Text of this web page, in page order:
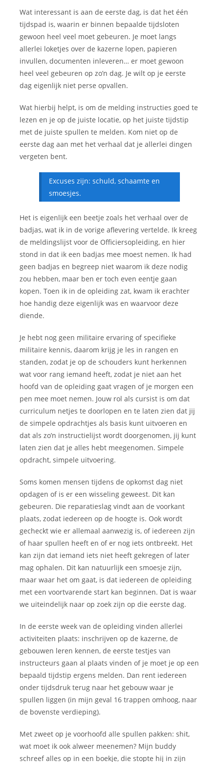
Wat interessant is aan de eerste dag, is dat het één
tijdspad is, waarin er binnen bepaalde tijdsloten
gewoon heel veel moet gebeuren. Je moet langs
allerlei loketjes over de kazerne lopen, papieren
invullen, documenten inleveren… er moet gewoon
heel veel gebeuren op zo’n dag. Je wilt op je eerste
dag eigenlijk niet perse opvallen.
Wat hierbij helpt, is om de melding instructies goed te
lezen en je op de juiste locatie, op het juiste tijdstip
met de juiste spullen te melden. Kom niet op de
eerste dag aan met het verhaal dat je allerlei dingen
vergeten bent.
Excuses zijn: schuld, schaamte en
smoesjes.
Het is eigenlijk een beetje zoals het verhaal over de
badjas, wat ik in de vorige aflevering vertelde. Ik kreeg
de meldingslijst voor de Officiersopleiding, en hier
stond in dat ik een badjas mee moest nemen. Ik had
geen badjas en begreep niet waarom ik deze nodig
zou hebben, maar ben er toch even eentje gaan
kopen. Toen ik in de opleiding zat, kwam ik erachter
hoe handig deze eigenlijk was en waarvoor deze
diende.
Je hebt nog geen militaire ervaring of specifieke
militaire kennis, daarom krijg je les in rangen en
standen, zodat je op de schouders kunt herkennen
wat voor rang iemand heeft, zodat je niet aan het
hoofd van de opleiding gaat vragen of je morgen een
pen mee moet nemen. Jouw rol als cursist is om dat
curriculum netjes te doorlopen en te laten zien dat jij
de simpele opdrachtjes als basis kunt uitvoeren en
dat als zo’n instructielijst wordt doorgenomen, jij kunt
laten zien dat je alles hebt meegenomen. Simpele
opdracht, simpele uitvoering.
Soms komen mensen tijdens de opkomst dag niet
opdagen of is er een wisseling geweest. Dit kan
gebeuren. Die reparatieslag vindt aan de voorkant
plaats, zodat iedereen op de hoogte is. Ook wordt
gecheckt wie er allemaal aanwezig is, of iedereen zijn
of haar spullen heeft en of er nog iets ontbreekt. Het
kan zijn dat iemand iets niet heeft gekregen of later
mag ophalen. Dit kan natuurlijk een smoesje zijn,
maar waar het om gaat, is dat iedereen de opleiding
met een voortvarende start kan beginnen. Dat is waar
we uiteindelijk naar op zoek zijn op die eerste dag.
In de eerste week van de opleiding vinden allerlei
activiteiten plaats: inschrijven op de kazerne, de
gebouwen leren kennen, de eerste testjes van
instructeurs gaan al plaats vinden of je moet je op een
bepaald tijdstip ergens melden. Dan rent iedereen
onder tijdsdruk terug naar het gebouw waar je
spullen liggen (in mijn geval 16 trappen omhoog, naar
de bovenste verdieping).
Met zweet op je voorhoofd alle spullen pakken: shit,
wat moet ik ook alweer meenemen? Mijn buddy
schreef alles op in een boekje, die stopte hij in zijn